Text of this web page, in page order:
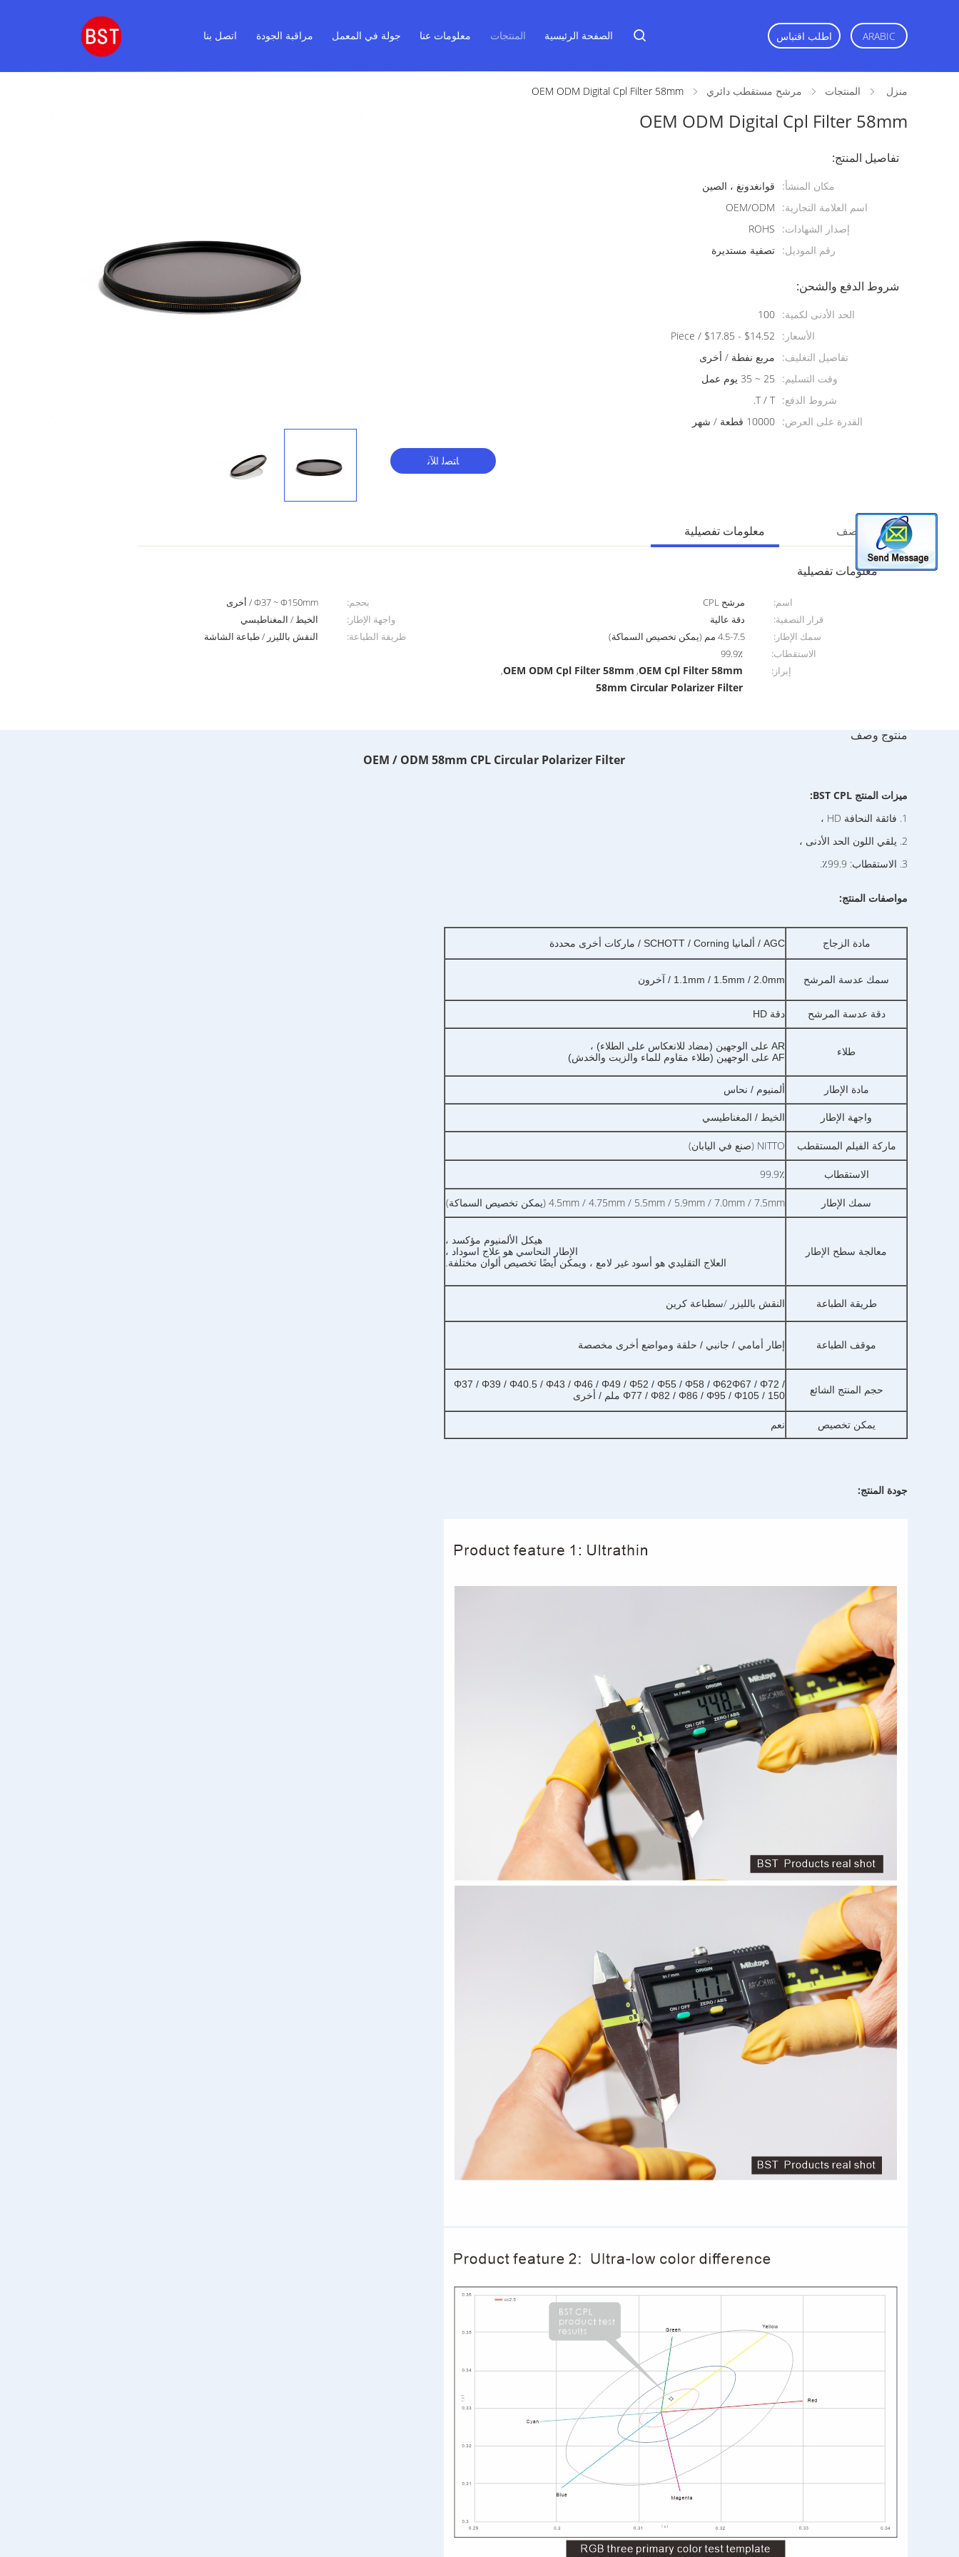
الصفحة الرئيسية المنتجات معلومات عنا جولة في المعمل مراقبة الجودة اتصل بنا اطلب اقتباس ARABIC
منزل المنتجات مرشح مستقطب دائري OEM ODM Digital Cpl Filter 58mm
OEM ODM Digital Cpl Filter 58mm
تفاصيل المنتج:
مكان المنشأ:
قوانغدونغ ، الصين
اسم العلامة التجارية:
OEM/ODM
إصدار الشهادات:
ROHS
رقم الموديل: تصفية مستديرة
شروط الدفع والشحن:
الحد الأدنى لكمية: 100
الأسعار:
$14.52 - $17.85 / Piece
تفاصيل التغليف:
مربع نفطة / أخرى
وقت التسليم:
25 ~ 35 يوم عمل
شروط الدفع: T / T.
القدرة على العرض: 10000 قطعة / شهر
ﺎﺘﺼﻟ ﺍﻶﻧ
معلومات تفصيلية منتوج وصف
معلومات تفصيلية
اسم: مرشح CPL بحجم:
Φ37 ~ Φ150mm / أخرى
قرار التصفية:
دقة عالية واجهة الإطار:
الخيط / المغناطيسي
سمك الإطار:
4.5-7.5 مم (يمكن تخصيص السماكة) طريقة الطباعة:
النقش بالليزر / طباعة الشاشة
الاستقطاب:
99.9٪
إبراز:
OEM Cpl Filter 58mm
,
OEM ODM Cpl Filter 58mm
,
58mm Circular Polarizer Filter
منتوج وصف
OEM / ODM 58mm CPL Circular Polarizer Filter
ميزات المنتج BST CPL:
1. فائقة النحافة HD ،
2. يلقي اللون الحد الأدنى ،
3. الاستقطاب: 99.9٪.
مواصفات المنتج:
مادة الزجاج AGC / ألمانيا SCHOTT / Corning / ماركات أخرى محددة
سمك عدسة المرشح 1.1mm / 1.5mm / 2.0mm / آخرون
دقة عدسة المرشح دقة HD
طلاء
AR على الوجهين (مضاد للانعكاس على الطلاء) ،
AF على الوجهين (طلاء مقاوم للماء والزيت والخدش)
مادة الإطار ألمنيوم / نحاس
واجهة الإطار الخيط / المغناطيسي
ماركة الفيلم المستقطب NITTO (صنع في اليابان)
الاستقطاب 99.9٪
سمك الإطار 4.5mm / 4.75mm / 5.5mm / 5.9mm / 7.0mm / 7.5mm (يمكن تخصيص السماكة)
معالجة سطح الإطار
هيكل الألمنيوم مؤكسد ،
الإطار النحاسي هو علاج اسوداد ،
العلاج التقليدي هو أسود غير لامع ، ويمكن أيضًا تخصيص ألوان مختلفة.
طريقة الطباعة النقش بالليزر /سطباعة كرين
موقف الطباعة إطار أمامي / جانبي / حلقة ومواضع أخرى مخصصة
حجم المنتج الشائع
Φ37 / Φ39 / Φ40.5 / Φ43 / Φ46 / Φ49 / Φ52 / Φ55 / Φ58 / Φ62Φ67 / Φ72 /
Φ77 / Φ82 / Φ86 / Φ95 / Φ105 / 150 ملم / أخرى
يمكن تخصيص نعم
جودة المنتج: